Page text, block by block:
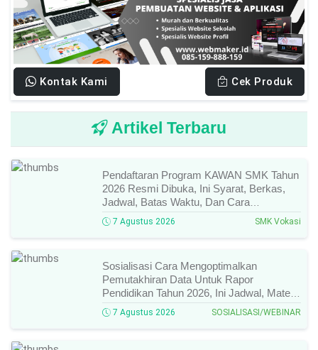
Kontak Kami Cek Produk
Artikel Terbaru
Pendaftaran Program KAWAN SMK Tahun
2026 Resmi Dibuka, Ini Syarat, Berkas,
Jadwal, Batas Waktu, Dan Cara
Pendaftarannya!
7 Agustus 2026 SMK Vokasi
Sosialisasi Cara Mengoptimalkan
Pemutakhiran Data Untuk Rapor
Pendidikan Tahun 2026, Ini Jadwal, Materi,
Narasumber, Dan Link Mengikutinya!
7 Agustus 2026 SOSIALISASI/WEBINAR